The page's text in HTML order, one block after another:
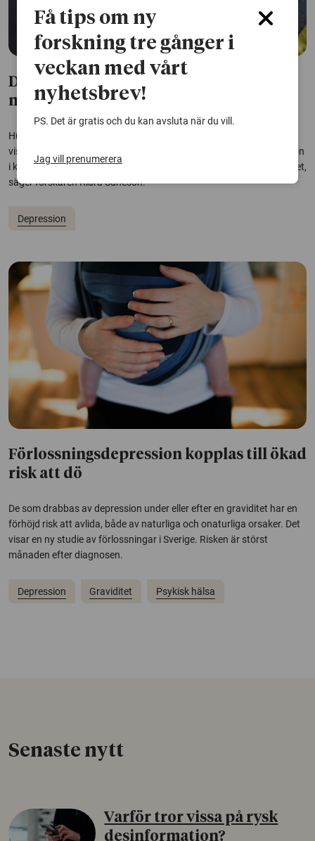
Deprimerade med mild inflammation
mådde bättre med omega-3
Hur kan inflammation hänga ihop med depression? Ny forskning
visar att depression kan lindras när patienter med mild inflammation
i kroppen äter omega-3. – Vi såg en signifikant förbättring i måendet,
säger forskaren Klara Suneson.
Depression
Förlossningsdepression kopplas till ökad
risk att dö
De som drabbas av depression under eller efter en graviditet har en
förhöjd risk att avlida, både av naturliga och onaturliga orsaker. Det
visar en ny studie av förlossningar i Sverige. Risken är störst
månaden efter diagnosen.
Depression Graviditet Psykisk hälsa
Senaste nytt
Varför tror vissa på rysk
desinformation?
Få tips om ny
forskning tre gånger i
veckan med vårt
nyhetsbrev!
PS. Det är gratis och du kan avsluta när du vill.
Jag vill prenumerera